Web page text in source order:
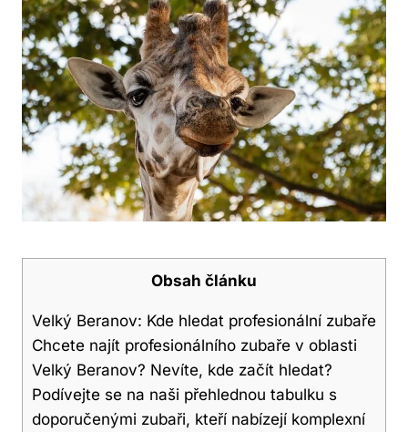
Obsah článku
Velký Beranov: Kde hledat profesionální zubaře
Chcete najít profesionálního zubaře v oblasti
Velký Beranov? Nevíte, kde začít hledat?
Podívejte se na naši přehlednou tabulku s
doporučenými zubaři, kteří nabízejí komplexní